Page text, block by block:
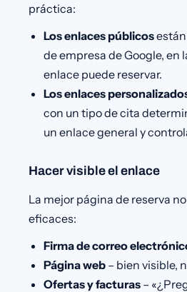
práctica:
Los enlaces públicosestán
de empresa de Google, en
enlace puede reservar.
Los enlaces
con un tipo de cita
un enlace general y
Hacer visible el enlace
La mejor página de reserva
eficaces:
Firma de correo
Página web– bien visible,
Ofertas y facturas–